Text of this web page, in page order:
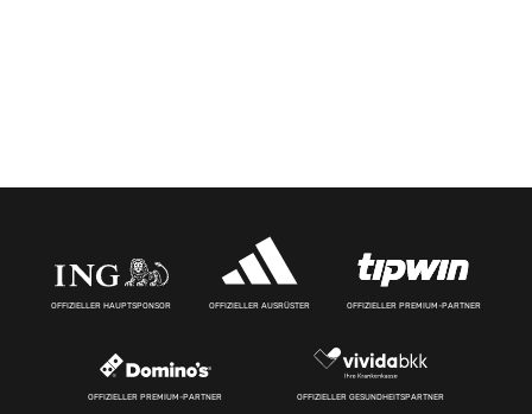
OFFIZIELLER HAUPTSPONSOR OFFIZIELLER AUSRÜSTER OFFIZIELLER PREMIUM-PARTNER
OFFIZIELLER PREMIUM-PARTNER OFFIZIELLER GESUNDHEITSPARTNER